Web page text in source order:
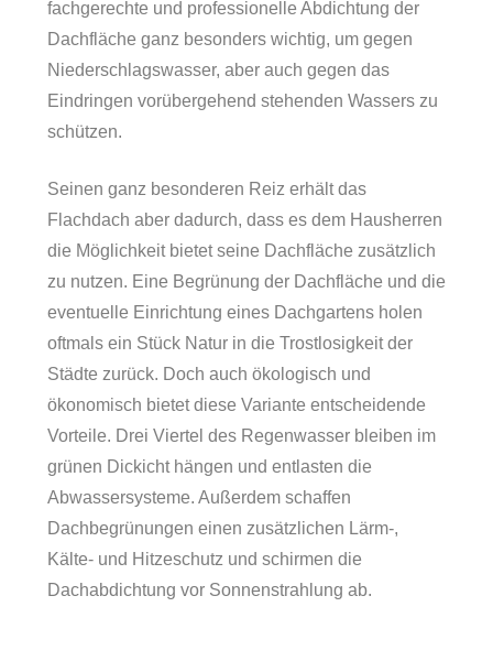
fachgerechte und professionelle Abdichtung der
Dachfläche ganz besonders wichtig, um gegen
Niederschlagswasser, aber auch gegen das
Eindringen vorübergehend stehenden Wassers zu
schützen.
Seinen ganz besonderen Reiz erhält das
Flachdach aber dadurch, dass es dem Hausherren
die Möglichkeit bietet seine Dachfläche zusätzlich
zu nutzen. Eine Begrünung der Dachfläche und die
eventuelle Einrichtung eines Dachgartens holen
oftmals ein Stück Natur in die Trostlosigkeit der
Städte zurück. Doch auch ökologisch und
ökonomisch bietet diese Variante entscheidende
Vorteile. Drei Viertel des Regenwasser bleiben im
grünen Dickicht hängen und entlasten die
Abwassersysteme. Außerdem schaffen
Dachbegrünungen einen zusätzlichen Lärm-,
Kälte- und Hitzeschutz und schirmen die
Dachabdichtung vor Sonnenstrahlung ab.